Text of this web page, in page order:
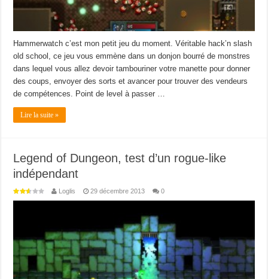
Hammerwatch c’est mon petit jeu du moment. Véritable hack’n slash
old school, ce jeu vous emmène dans un donjon bourré de monstres
dans lequel vous allez devoir tambouriner votre manette pour donner
des coups, envoyer des sorts et avancer pour trouver des vendeurs
de compétences. Point de level à passer …
Lire la suite »
Legend of Dungeon, test d’un rogue-like
indépendant
Loglis 29 décembre 2013 0